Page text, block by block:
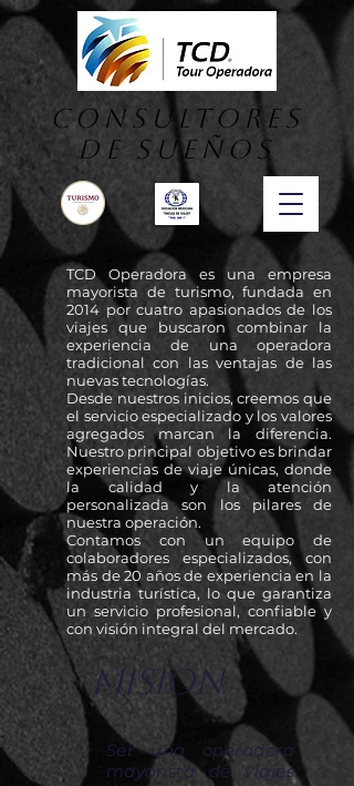
consultores
DE SUEÑOS
TCD Operadora es una empresa
mayorista de turismo, fundada en
2014 por cuatro apasionados de los
viajes que buscaron combinar la
experiencia de una operadora
tradicional con las ventajas de las
nuevas tecnologías.
Desde nuestros inicios, creemos que
el servicio especializado y los valores
agregados marcan la diferencia.
Nuestro principal objetivo es brindar
experiencias de viaje únicas, donde
la calidad y la atención
personalizada son los pilares de
nuestra operación.
Contamos con un equipo de
colaboradores especializados, con
más de 20 años de experiencia en la
industria turística, lo que garantiza
un servicio profesional, confiable y
con visión integral del mercado.
Misión
Ser una operadora
mayorista de viajes